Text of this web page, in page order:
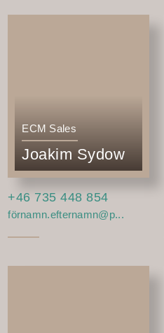
ECM Sales
Joakim Sydow
+46 735 448 854
förnamn.efternamn@p...